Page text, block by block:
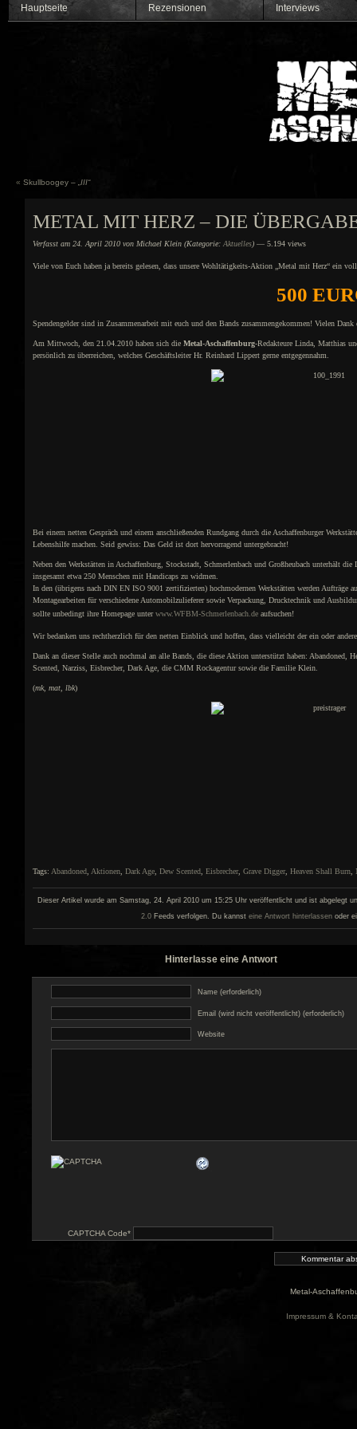
Hauptseite Rezensionen Interviews
« Skullboogey – „III“
METAL MIT HERZ – DIE
Verfasst am 24. April 2010 von Michael Klein (Kategorie: Aktuelles) — 5.194 views
Viele von Euch haben ja bereits gelesen, dass unsere Wohltätigkeits-Aktion „Metal mit Herz“ ein
500
Spendengelder sind in Zusammenarbeit mit euch und den Bands zusammengekommen! Vielen Dank
Am Mittwoch, den 21.04.2010 haben sich die Metal-Aschaffenburg-Redakteure Linda, Matthias
persönlich zu überreichen, welches Geschäftsleiter Hr. Reinhard Lippert gerne entgegennahm.
Bei einem netten Gespräch und einem anschließenden Rundgang durch die Aschaffenburger
Lebenshilfe machen. Seid gewiss: Das Geld ist dort hervorragend untergebracht!
Neben den Werkstätten in Aschaffenburg, Stockstadt, Schmerlenbach und Großheubach unterhält
insgesamt etwa 250 Menschen mit Handicaps zu widmen.
In den (übrigens nach DIN EN ISO 9001 zertifizierten) hochmodernen Werkstätten werden Aufträge
Montagearbeiten für verschiedene Automobilzulieferer sowie Verpackung, Drucktechnik und
sollte unbedingt ihre Homepage unterwww.WFBM-Schmerlenbach.de aufsuchen!
Wir bedanken uns rechtherzlich für den netten Einblick und hoffen, dass vielleicht der ein oder
Dank an dieser Stelle auch nochmal an alle Bands, die diese Aktion unterstützt haben: Abandoned,
Scented, Narziss, Eisbrecher, Dark Age, die CMM Rockagentur sowie die Familie Klein.
(mk, mat, lbk)
Tags: Abandoned Aktionen Dark Age Dew Scented Eisbrecher, Grave Digger, Heaven Shall Burn
Dieser Artikel wurde am Samstag, 24. April 2010 um 15:25 Uhr veröffentlicht und ist abgelegt
2.0Feeds verfolgen. Du kannst eine Antwort hinterlassenoder
Hinterlasse eine Antwort
Name (erforderlich)
Email (wird nicht veröffentlicht) (erforderlich)
Website
CAPTCHA Code*
Metal-
Impressum &